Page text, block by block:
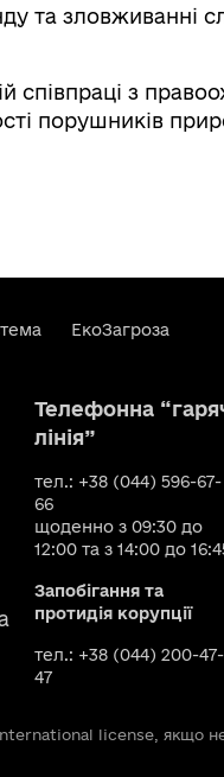
та зловживанні
співпраці з
порушників
ЕкоЗагроза
Телефонна
лінія”
тел.: +38 (044) 596-67-
66
щоденно з 09:30 до
12:00 та з 14:00 до
Запобігання та
протидія корупції
тел.: +38 (044) 200-47-
47
license, якщо